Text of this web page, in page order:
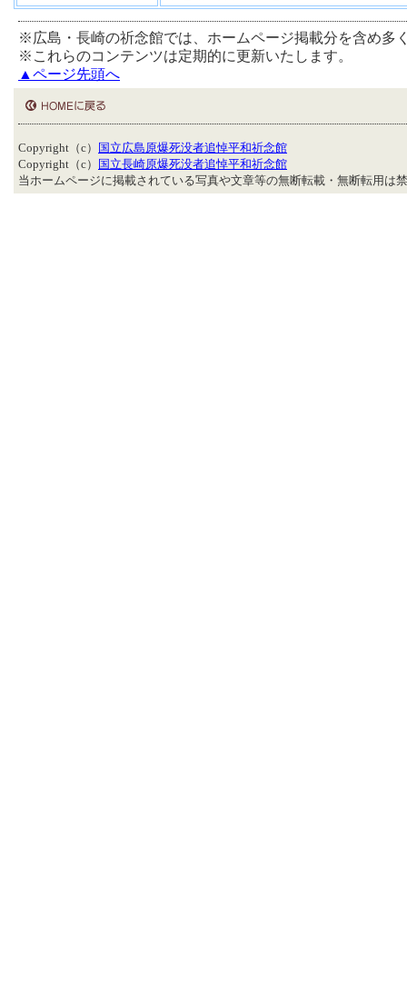
※広島・長崎の祈念館では、ホームページ掲載分を含め多
※これらのコンテンツは定期的に更新いたします。
▲ページ先頭へ
Copyright（c）
国立広島原爆死没者追悼平和祈念館
Copyright（c）
国立長崎原爆死没者追悼平和祈念館
当ホームページに掲載されている写真や文章等の無断転載・無断転用は